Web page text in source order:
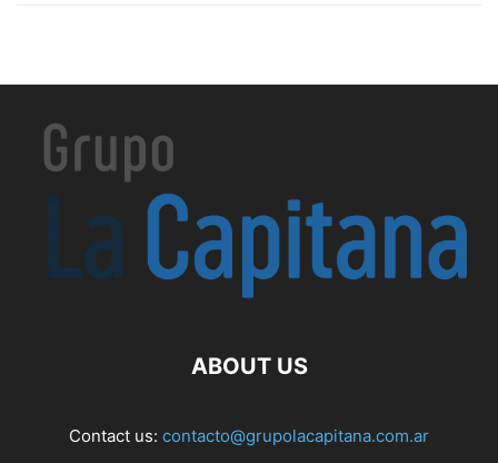
ABOUT US
Contact us: contacto@grupolacapitana.com.ar